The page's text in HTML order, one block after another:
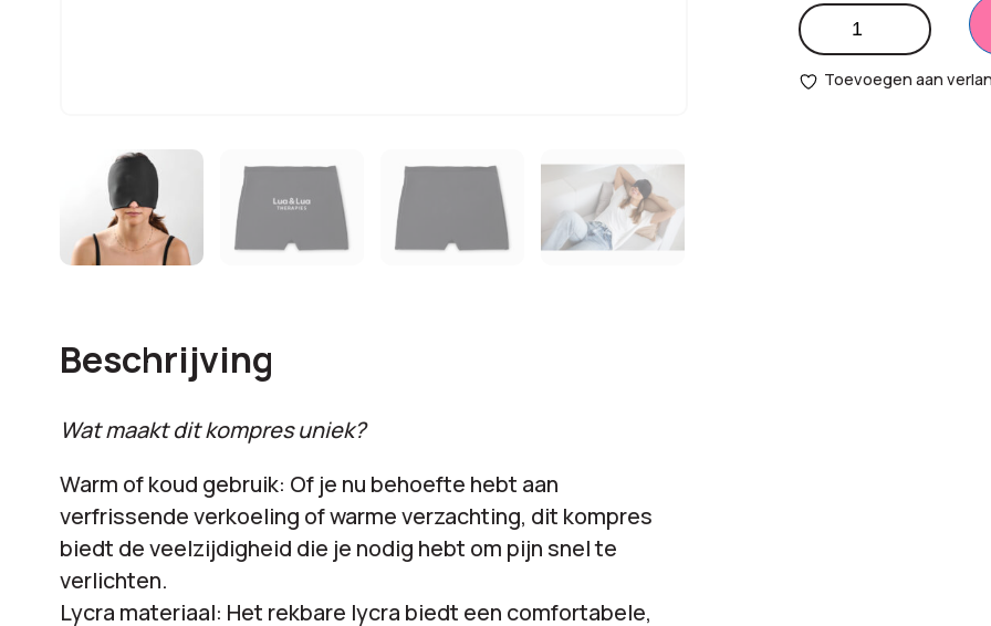
Productprijs:
Totaal
Warm/koud
kompres
aantal
Toevoegen aan
Beschrijving
Wat maakt dit kompres uniek?
Warm of koud gebruik: Of je nu behoefte hebt aan
verfrissende verkoeling of warme verzachting, dit kompres
biedt de veelzijdigheid die je nodig hebt om pijn snel te
verlichten.
Lycra materiaal: Het rekbare lycra biedt een comfortabele,